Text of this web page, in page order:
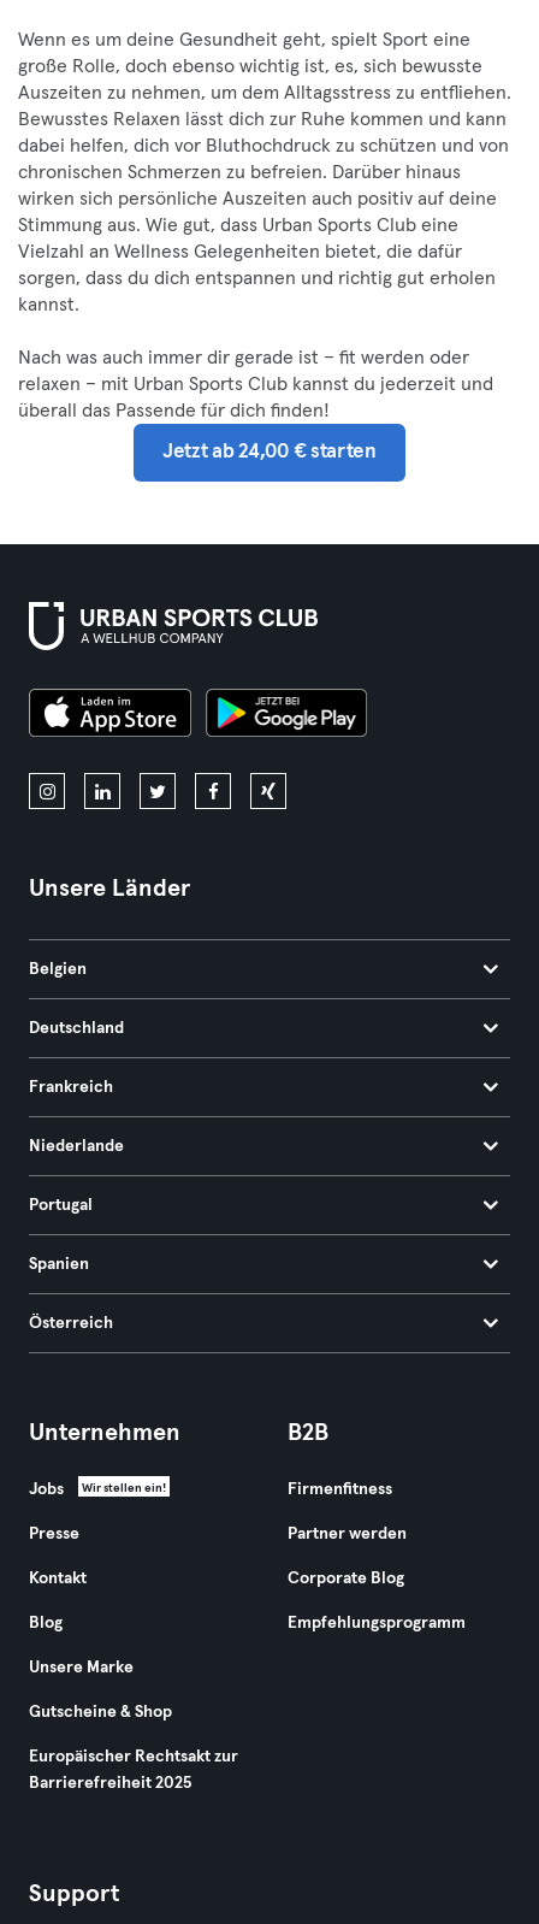
Wenn es um deine Gesundheit geht, spielt Sport eine
große Rolle, doch ebenso wichtig ist, es, sich bewusste
Auszeiten zu nehmen, um dem Alltagsstress zu entfliehen.
Bewusstes Relaxen lässt dich zur Ruhe kommen und kann
dabei helfen, dich vor Bluthochdruck zu schützen und von
chronischen Schmerzen zu befreien. Darüber hinaus
wirken sich persönliche Auszeiten auch positiv auf deine
Stimmung aus. Wie gut, dass Urban Sports Club eine
Vielzahl an Wellness Gelegenheiten bietet, die dafür
sorgen, dass du dich entspannen und richtig gut erholen
kannst.
Nach was auch immer dir gerade ist – fit werden oder
relaxen – mit Urban Sports Club kannst du jederzeit und
überall das Passende für dich finden!
Jetzt ab 24,00 € starten
Unsere Länder
Belgien
Deutschland
Frankreich
Niederlande
Portugal
Spanien
Österreich
Unternehmen
Jobs Wir stellen ein!
Presse
Kontakt
Blog
Unsere Marke
Gutscheine & Shop
Europäischer Rechtsakt zur
Barrierefreiheit 2025
B2B
Firmenfitness
Partner werden
Corporate Blog
Empfehlungsprogramm
Support